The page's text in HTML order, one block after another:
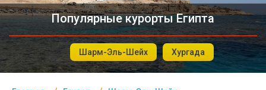
Популярные курорты Египта
Шарм-Эль-Шейх Хургада
Таиланд
ОАЭ